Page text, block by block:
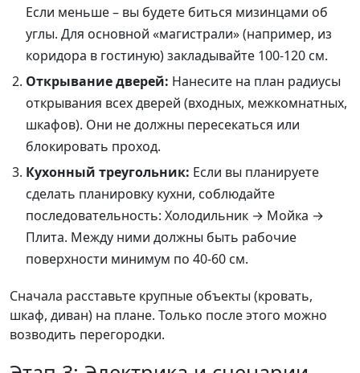
Если меньше – вы будете биться мизинцами об
углы. Для основной «магистрали» (например, из
коридора в гостиную) закладывайте 100-120 см.
Открывание дверей: Нанесите на план радиусы
открывания всех дверей (входных, межкомнатных,
шкафов). Они не должны пересекаться или
блокировать проход.
Кухонный треугольник: Если вы планируете
сделать планировку кухни, соблюдайте
последовательность: Холодильник → Мойка →
Плита. Между ними должны быть рабочие
поверхности минимум по 40-60 см.
Сначала расставьте крупные объекты (кровать,
шкаф, диван) на плане. Только после этого можно
возводить перегородки.